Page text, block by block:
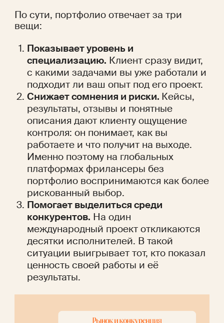
По сути, портфолио отвечает за три
вещи:
Показывает уровень и
специализацию. Клиент сразу видит,
с какими задачами вы уже работали и
подходит ли ваш опыт под его проект.
Снижает сомнения и риски. Кейсы,
результаты, отзывы и понятные
описания дают клиенту ощущение
контроля: он понимает, как вы
работаете и что получит на выходе.
Именно поэтому на глобальных
платформах фрилансеры без
портфолио воспринимаются как более
рискованный выбор.
Помогает выделиться среди
конкурентов. На один
международный проект откликаются
десятки исполнителей. В такой
ситуации выигрывает тот, кто показал
ценность своей работы и её
результаты.